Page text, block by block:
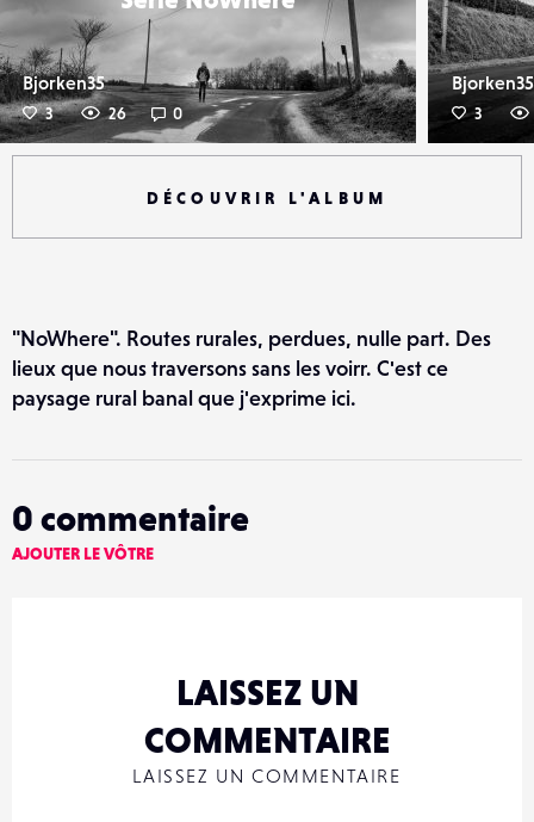
Bjorken35
3 26 0
Bjorken35
3
DÉCOUVRIR L'ALBUM
"NoWhere". Routes rurales, perdues, nulle part. Des
lieux que nous traversons sans les voirr. C'est ce
paysage rural banal que j'exprime ici.
0 commentaire
AJOUTER LE VÔTRE
LAISSEZ UN
COMMENTAIRE
LAISSEZ UN COMMENTAIRE